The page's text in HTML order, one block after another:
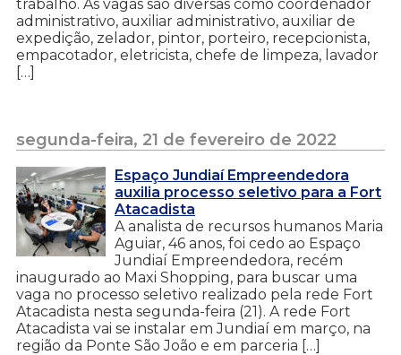
trabalho. As vagas são diversas como coordenador
administrativo, auxiliar administrativo, auxiliar de
expedição, zelador, pintor, porteiro, recepcionista,
empacotador, eletricista, chefe de limpeza, lavador
[…]
segunda-feira, 21 de fevereiro de 2022
Espaço Jundiaí Empreendedora
auxilia processo seletivo para a Fort
Atacadista
A analista de recursos humanos Maria
Aguiar, 46 anos, foi cedo ao Espaço
Jundiaí Empreendedora, recém
inaugurado ao Maxi Shopping, para buscar uma
vaga no processo seletivo realizado pela rede Fort
Atacadista nesta segunda-feira (21). A rede Fort
Atacadista vai se instalar em Jundiaí em março, na
região da Ponte São João e em parceria […]